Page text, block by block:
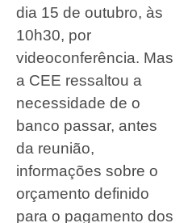
dia 15 de outubro, às
10h30, por
videoconferência. Mas
a CEE ressaltou a
necessidade de o
banco passar, antes
da reunião,
informações sobre o
orçamento definido
para o pagamento dos